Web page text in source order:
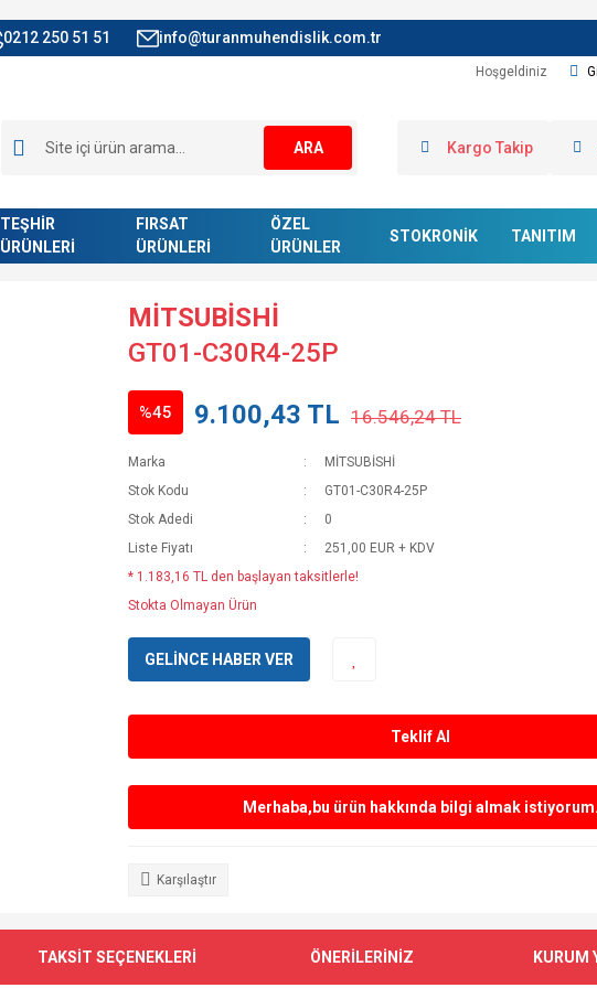
0212 250 51 51 info@turanmuhendislik.com.tr
Hoşgeldiniz
ARA Kargo Takip
TEŞHİR
ÜRÜNLERİ
FIRSAT
ÜRÜNLERİ
ÖZEL
ÜRÜNLER
STOKRONİK TANITIM
MİTSUBİSHİ
GT01-C30R4-25P
%45 9.100,43 TL 16.546,24 TL
Marka
MİTSUBİSHİ
Stok Kodu
GT01-C30R4-25P
Stok Adedi
0
Liste Fiyatı
251,00 EUR + KDV
* 1.183,16 TL den başlayan taksitlerle!
Stokta Olmayan Ürün
GELİNCE HABER VER
Teklif Al
Merhaba,bu ürün hakkında bilgi almak istiyorum.
Karşılaştır
TAKSİT SEÇENEKLERİ ÖNERİLERİNİZ KURUM